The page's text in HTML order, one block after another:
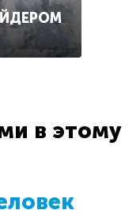
в этому